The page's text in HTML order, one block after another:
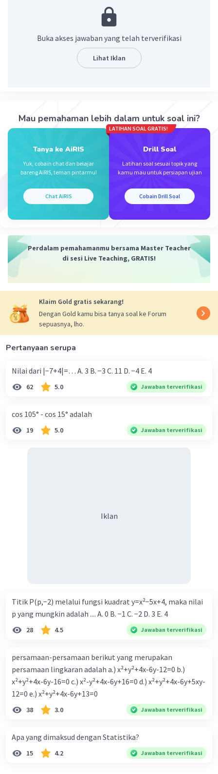
Buka akses jawaban yang telah terverifikasi
Lihat Iklan
Mau pemahaman lebih dalam untuk soal ini?
Tanya ke AiRIS
Yuk, cobain chat dan belajar
bareng AiRIS, teman pintarmu!
Chat AiRIS
LATIHAN SOAL GRATIS!
Drill Soal
Latihan soal sesuai topik yang
kamu mau untuk persiapan ujian
Cobain Drill Soal
Perdalam pemahamanmu bersama Master Teacher
di sesi Live Teaching, GRATIS!
Klaim Gold gratis sekarang!
Dengan Gold kamu bisa tanya soal ke Forum
sepuasnya, lho.
Pertanyaan serupa
Nilai dari |−7+4|=… A. 3 B. −3 C. 11 D. −4 E. 4
62 5.0 Jawaban terverifikasi
cos 105° - cos 15° adalah
19 5.0 Jawaban terverifikasi
Iklan
Titik P(p,−2) melalui fungsi kuadrat y=x²−5x+4, maka nilai
p yang mungkin adalah .... A. 0 B. −1 C. −2 D. 3 E. 4
28 4.5 Jawaban terverifikasi
persamaan-persamaan berikut yang merupakan
persamaan lingkaran adalah a.) x²+y²+4x-6y-12=0 b.)
x²+y²+4x-6y-16=0 c.) x²-y²+4x-6y+16=0 d.) x²+y²+4x-6y+5xy-
12=0 e.) x²+y²+4x-6y+13=0
38 3.0 Jawaban terverifikasi
Apa yang dimaksud dengan Statistika?
15 4.2 Jawaban terverifikasi